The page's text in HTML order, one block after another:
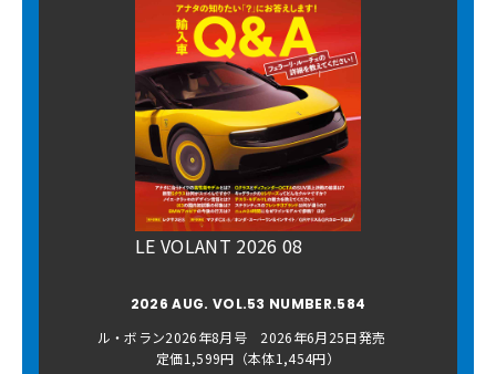
LE VOLANT 2026 08
2026 AUG. VOL.53 NUMBER.584
ル・ボラン2026年8月号 2026年6月25日発売
定価1,599円（本体1,454円）